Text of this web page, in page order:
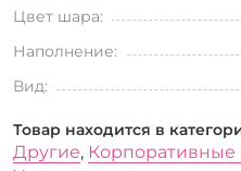
Цвет шара:
Наполнение:
Вид:
Товар находится в
Другие,